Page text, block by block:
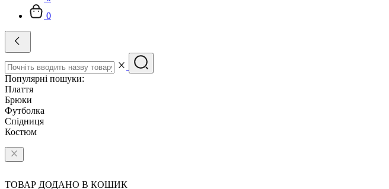
0
Популярні пошуки:
Плаття
Брюки
Футболка
Спідниця
Костюм
ТОВАР ДОДАНО В КОШИК